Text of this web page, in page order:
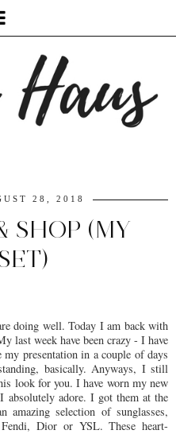
28, 2018
SHOP (MY
doing well. Today I am back with
last week have been crazy - I have
presentation in a couple of days
basically. Anyways, I still
look for you. I have worn my new
absolutely adore. I got them at the
amazing selection of sunglasses,
Dior or YSL. These heart-